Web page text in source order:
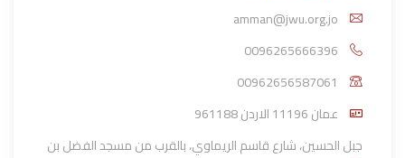
amman@jwu.org.jo
0096265666396
00962656587061
جبل الحسين، شارع قاسم الريماوي، بالقرب من مسجد الفضل بن